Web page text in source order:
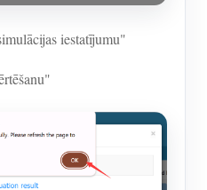
iestatījumu"